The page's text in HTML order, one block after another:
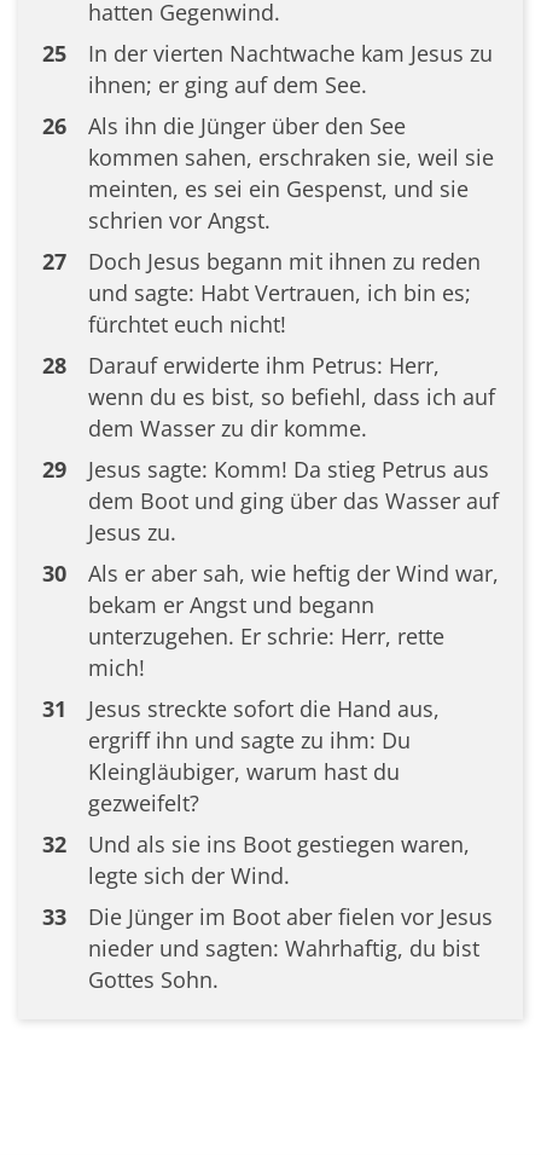
hatten Gegenwind.
25
In der vierten Nachtwache kam Jesus zu
ihnen; er ging auf dem See.
26
Als ihn die Jünger über den See
kommen sahen, erschraken sie, weil sie
meinten, es sei ein Gespenst, und sie
schrien vor Angst.
27
Doch Jesus begann mit ihnen zu reden
und sagte: Habt Vertrauen, ich bin es;
fürchtet euch nicht!
28
Darauf erwiderte ihm Petrus: Herr,
wenn du es bist, so befiehl, dass ich auf
dem Wasser zu dir komme.
29
Jesus sagte: Komm! Da stieg Petrus aus
dem Boot und ging über das Wasser auf
Jesus zu.
30
Als er aber sah, wie heftig der Wind war,
bekam er Angst und begann
unterzugehen. Er schrie: Herr, rette
mich!
31
Jesus streckte sofort die Hand aus,
ergriff ihn und sagte zu ihm: Du
Kleingläubiger, warum hast du
gezweifelt?
32
Und als sie ins Boot gestiegen waren,
legte sich der Wind.
33
Die Jünger im Boot aber fielen vor Jesus
nieder und sagten: Wahrhaftig, du bist
Gottes Sohn.